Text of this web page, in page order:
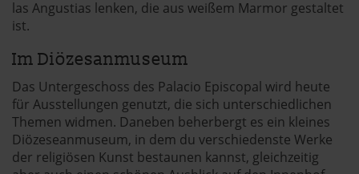
las Angustias lenken, die aus weißem Marmor gestaltet
ist.
Im Diözesanmuseum
Das Untergeschoss des Palacio Episcopal wird heute
für Ausstellungen genutzt, die sich unterschiedlichen
Themen widmen. Daneben beherbergt es ein kleines
Diözeseanmuseum, in dem du verschiedenste Werke
der religiösen Kunst bestaunen kannst, gleichzeitig